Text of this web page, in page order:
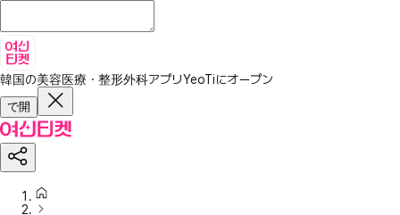
韓国の美容医療・整形外科アプリYeoTiにオープン
で開